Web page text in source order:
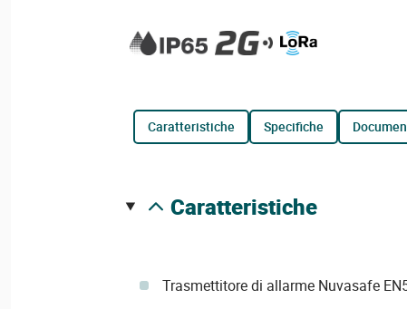
caratteristiche specifiche
caratteristiche
Trasmettitore di allarme Nuvasafe